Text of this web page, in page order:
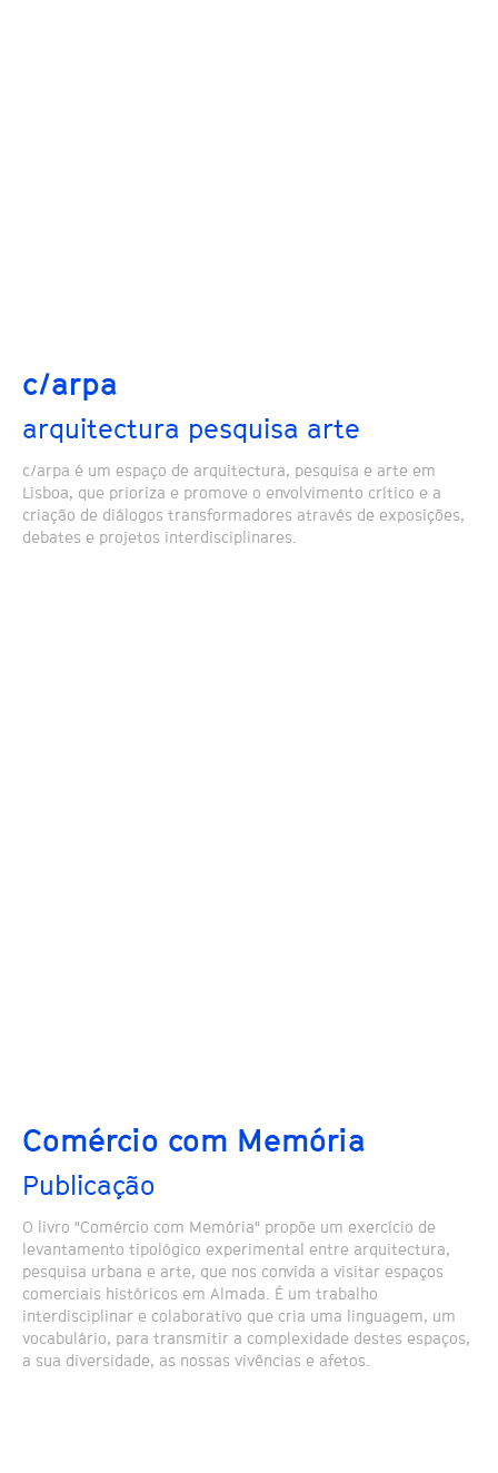
c/arpa
arquitectura pesquisa arte
c/arpa é um espaço de arquitectura, pesquisa e arte em
Lisboa, que prioriza e promove o envolvimento crítico e a
criação de diálogos transformadores através de exposições,
debates e projetos interdisciplinares.
Comércio com Memória
Publicação
O livro "Comércio com Memória" propõe um exercício de
levantamento tipológico experimental entre arquitectura,
pesquisa urbana e arte, que nos convida a visitar espaços
comerciais históricos em Almada. É um trabalho
interdisciplinar e colaborativo que cria uma linguagem, um
vocabulário, para transmitir a complexidade destes espaços,
a sua diversidade, as nossas vivências e afetos.